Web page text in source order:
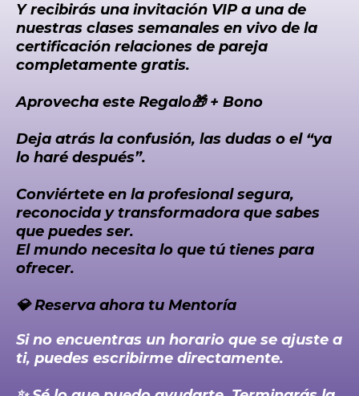
Y recibirás una invitación VIP a una de
nuestras clases semanales en vivo de la
certificación relaciones de pareja
completamente gratis.
Aprovecha este Regalo🎁 + Bono
Deja atrás la confusión, las dudas o el “ya
lo haré después”.
Conviértete en la profesional segura,
reconocida y transformadora que sabes
que puedes ser.
El mundo necesita lo que tú tienes para
ofrecer.
💎 Reserva ahora tu Mentoría
Si no encuentras un horario que se ajuste a
ti, puedes escribirme directamente.